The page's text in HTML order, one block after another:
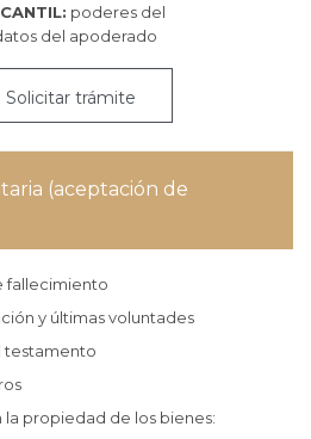
poderes del
del apoderado
Solicitar trámite
(aceptación de
fallecimiento
y últimas voluntades
testamento
propiedad de los bienes: